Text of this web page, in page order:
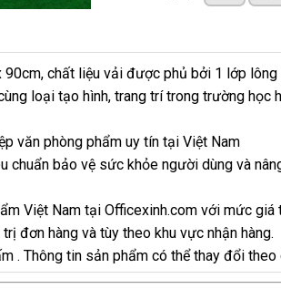
chất liệu vải được phủ bởi 1 lớp
loại tạo hình, trang trí trong trường học
văn phòng phẩm uy tín tại Việt Nam
chuẩn bảo vệ sức khỏe người dùng và
Việt Nam tại Officexinh.com với mức
đơn hàng và tùy theo khu vực nhận hàng.
. Thông tin sản phẩm có thể thay đổi theo